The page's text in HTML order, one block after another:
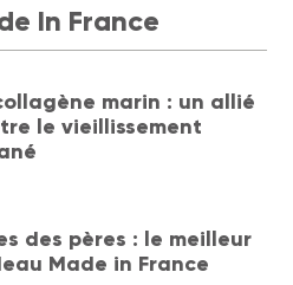
In France
marin : un allié
le vieillissement
des pères : le meilleur
Made in France